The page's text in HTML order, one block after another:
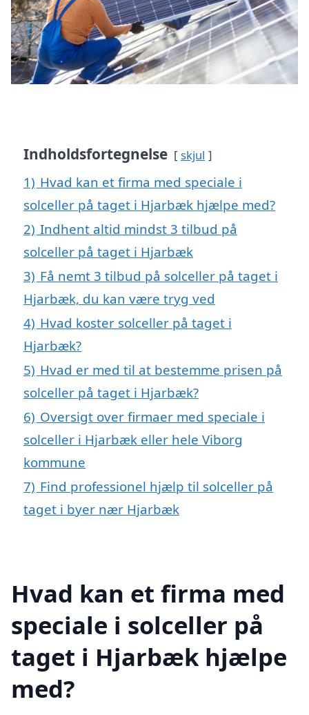
Indholdsfortegnelse skjul
1) Hvad kan et firma med speciale i
solceller på taget i Hjarbæk hjælpe med?
2) Indhent altid mindst 3 tilbud på
solceller på taget i Hjarbæk
3) Få nemt 3 tilbud på solceller på taget i
Hjarbæk, du kan være tryg ved
4) Hvad koster solceller på taget i
Hjarbæk?
5) Hvad er med til at bestemme prisen på
solceller på taget i Hjarbæk?
6) Oversigt over firmaer med speciale i
solceller i Hjarbæk eller hele Viborg
kommune
7) Find professionel hjælp til solceller på
taget i byer nær Hjarbæk
Hvad kan et firma med
speciale i solceller på
taget i Hjarbæk hjælpe
med?